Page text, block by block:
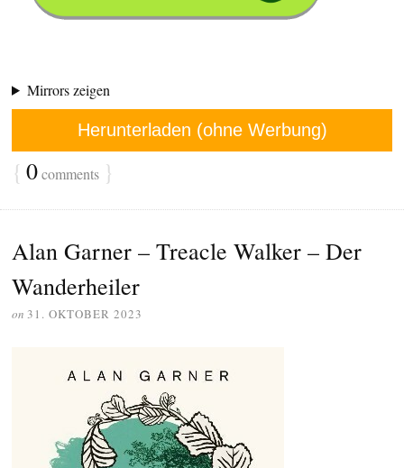
Mirrors zeigen
Herunterladen (ohne Werbung)
{ 0comments }
Alan Garner – Treacle Walker – Der
Wanderheiler
on 31. OKTOBER 2023